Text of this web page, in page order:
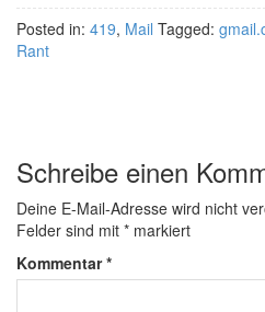
Posted in: 419, Mail Tagged:
Rant
Schreibe einen
Deine E-Mail-Adresse wird nicht
Felder sind mit * markiert
Kommentar*